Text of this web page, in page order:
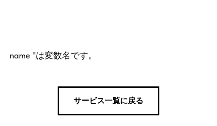
name "は変数名です。
サービス一覧に戻る